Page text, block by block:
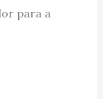
para a